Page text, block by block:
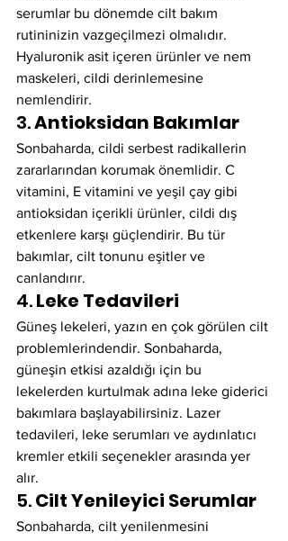
serumlar bu dönemde cilt bakım
rutininizin vazgeçilmezi olmalıdır.
Hyaluronik asit içeren ürünler ve nem
maskeleri, cildi derinlemesine
nemlendirir.
3. Antioksidan Bakımlar
Sonbaharda, cildi serbest radikallerin
zararlarından korumak önemlidir. C
vitamini, E vitamini ve yeşil çay gibi
antioksidan içerikli ürünler, cildi dış
etkenlere karşı güçlendirir. Bu tür
bakımlar, cilt tonunu eşitler ve
canlandırır.
4. Leke Tedavileri
Güneş lekeleri, yazın en çok görülen cilt
problemlerindendir. Sonbaharda,
güneşin etkisi azaldığı için bu
lekelerden kurtulmak adına leke giderici
bakımlara başlayabilirsiniz. Lazer
tedavileri, leke serumları ve aydınlatıcı
kremler etkili seçenekler arasında yer
alır.
5. Cilt Yenileyici Serumlar
Sonbaharda, cilt yenilenmesini